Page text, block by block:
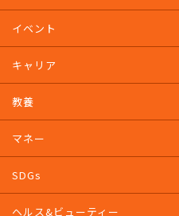
イベント
キャリア
教養
マネー
SDGs
ヘルス&ビューティー